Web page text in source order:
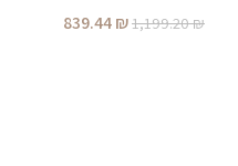
1,199.20₪
839.44₪